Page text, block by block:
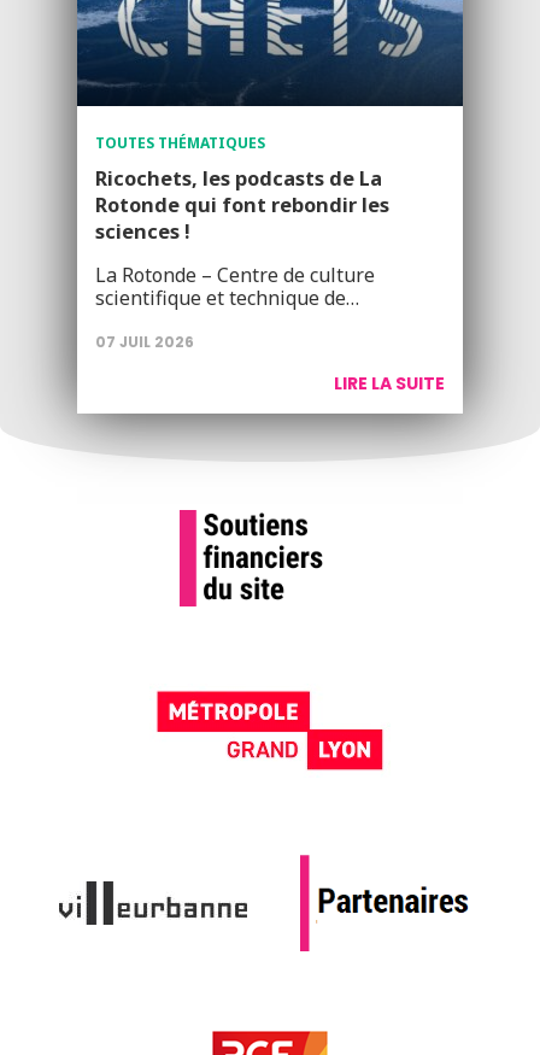
TOUTES THÉMATIQUES
Ricochets, les podcasts de La
Rotonde qui font rebondir les
sciences !
La Rotonde – Centre de culture
scientifique et technique de…
07 JUIL 2026
LIRE LA SUITE